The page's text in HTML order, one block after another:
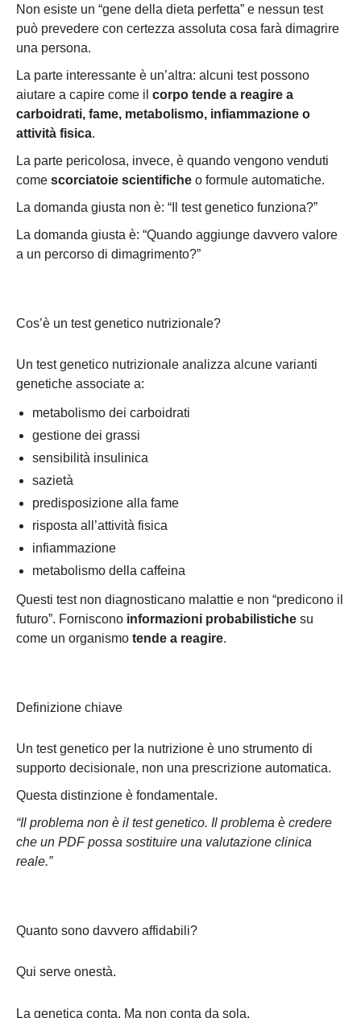
Non esiste un “gene della dieta perfetta” e nessun test
può prevedere con certezza assoluta cosa farà dimagrire
una persona.
La parte interessante è un’altra: alcuni test possono
aiutare a capire come il corpo tende a reagire a
carboidrati, fame, metabolismo, infiammazione o
attività fisica.
La parte pericolosa, invece, è quando vengono venduti
come scorciatoie scientifiche o formule automatiche.
La domanda giusta non è: “Il test genetico funziona?”
La domanda giusta è: “Quando aggiunge davvero valore
a un percorso di dimagrimento?”
Cos’è un test genetico nutrizionale?
Un test genetico nutrizionale analizza alcune varianti
genetiche associate a:
metabolismo dei carboidrati
gestione dei grassi
sensibilità insulinica
sazietà
predisposizione alla fame
risposta all’attività fisica
infiammazione
metabolismo della caffeina
Questi test non diagnosticano malattie e non “predicono il
futuro”. Forniscono informazioni probabilistiche su
come un organismo tende a reagire.
Definizione chiave
Un test genetico per la nutrizione è uno strumento di
supporto decisionale, non una prescrizione automatica.
Questa distinzione è fondamentale.
“Il problema non è il test genetico. Il problema è credere
che un PDF possa sostituire una valutazione clinica
reale.”
Quanto sono davvero affidabili?
Qui serve onestà.
La genetica conta. Ma non conta da sola.